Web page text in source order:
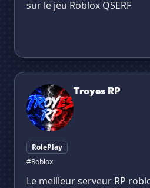
sur le jeu Roblox QSERF
Troyes RP
Troyes RP
RolePlay
#Roblox
Le meilleur serveur RP